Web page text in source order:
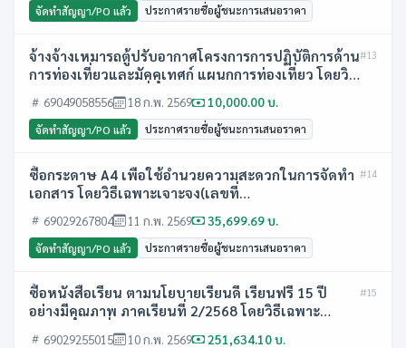
จัดทำสัญญา/PO แล้ว ประกาศรายชื่อผู้ชนะการเสนอราคา
จ้างจ้างเหมารถตู้ปรับอากาศโครงการการปฏิบัติการด้าน
การท่องเที่ยวและมัคคุเทศก์ แผนกการท่องเที่ยว โดยวิธี
เฉพาะเจาะจง(เลขที่โครงการ:69049058556)
#13
69049058556 18 ก.พ. 2569 10,000.00 บ.
จัดทำสัญญา/PO แล้ว ประกาศรายชื่อผู้ชนะการเสนอราคา
ซื้อกระดาษ A4 เพื่อใช้อำนวยความสะดวกในการจัดทำ
เอกสาร โดยวิธีเฉพาะเจาะจง(เลขที่
โครงการ:69029267804)
#14
69029267804 11 ก.พ. 2569 35,699.69 บ.
จัดทำสัญญา/PO แล้ว ประกาศรายชื่อผู้ชนะการเสนอราคา
ซื้อหนังสือเรียน ตามนโยบายเรียนดี เรียนฟรี 15 ปี
อย่างมีคุณภาพ ภาคเรียนที่ 2/2568 โดยวิธีเฉพาะ
เจาะจง(เลขที่โครงการ:69029255015)
#15
69029255015 10 ก.พ. 2569 251,634.10 บ.